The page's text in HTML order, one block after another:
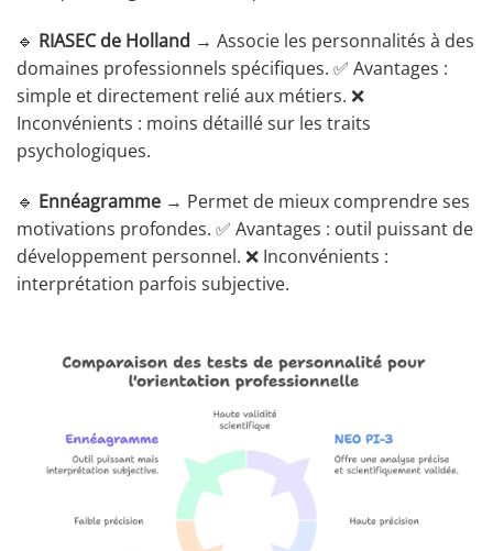
🔹 RIASEC de Holland → Associe les personnalités à des
domaines professionnels spécifiques. ✅ Avantages :
simple et directement relié aux métiers. ❌
Inconvénients : moins détaillé sur les traits
psychologiques.
🔹 Ennéagramme → Permet de mieux comprendre ses
motivations profondes. ✅ Avantages : outil puissant de
développement personnel. ❌ Inconvénients :
interprétation parfois subjective.